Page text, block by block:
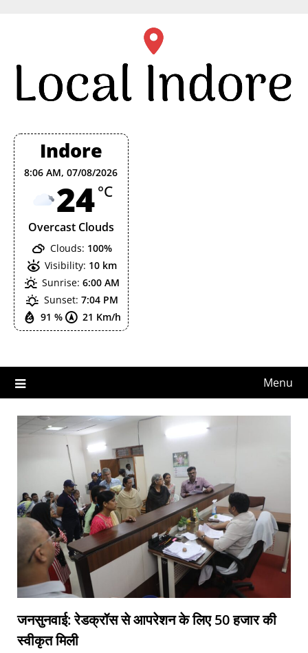
Indore
8:06 AM,07/08/2026
24°C
Overcast Clouds
91 % 21 Km/h
Clouds: 100%
Visibility: 10 km
Sunrise: 6:00 AM
Sunset: 7:04 PM
Menu
जनसुनवाई: रेडक्रॉस से आपरेशन के लिए 50 हजार की
स्वीकृत मिली